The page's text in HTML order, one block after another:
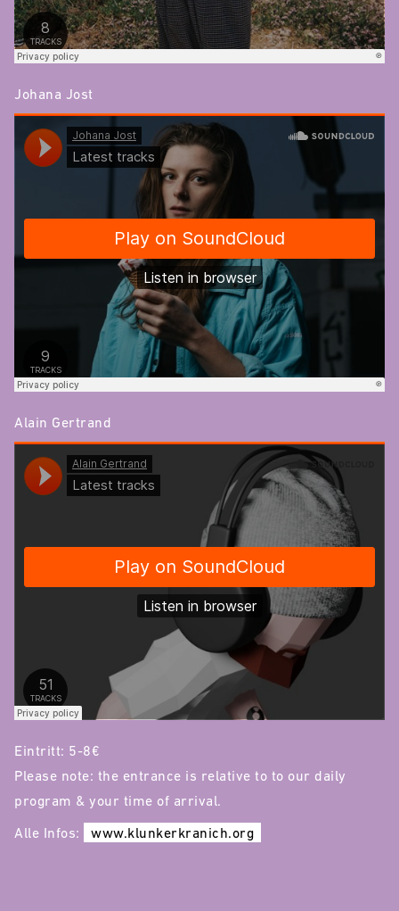
Johana Jost
Alain Gertrand
Eintritt: 5-8€
Please note: the entrance is relative to to our daily
program & your time of arrival.
Alle Infos:
www.klunkerkranich.org